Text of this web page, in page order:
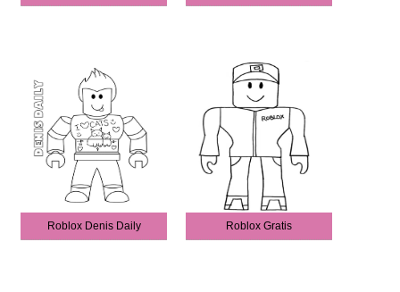
Roblox Denis Daily Roblox Gratis